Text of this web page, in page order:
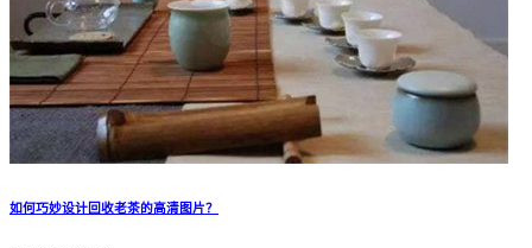
如何巧妙设计回收老茶的高清图片？